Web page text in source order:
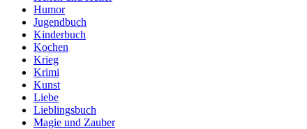
Humor
Jugendbuch
Kinderbuch
Kochen
Krieg
Krimi
Kunst
Liebe
Lieblingsbuch
Magie und Zauber